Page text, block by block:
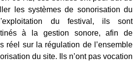
les systèmes de sonorisation du
du festival, ils sont
à la gestion sonore, afin de
réel sur la régulation de l’ensemble
du site. Ils n’ont pas vocation